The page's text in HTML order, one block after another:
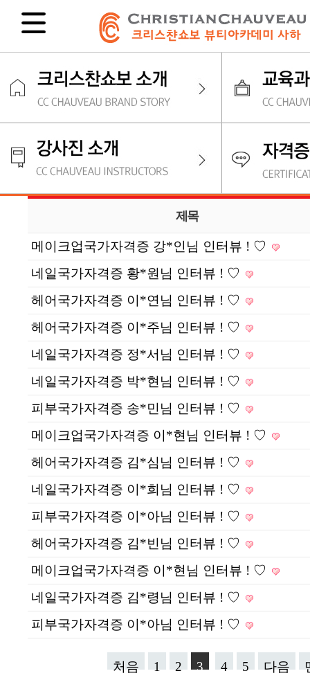
제목
메이크업국가자격증 강*인님 인터뷰 ! ♡
네일국가자격증 황*원님 인터뷰 ! ♡
헤어국가자격증 이*연님 인터뷰 ! ♡
헤어국가자격증 이*주님 인터뷰 ! ♡
네일국가자격증 정*서님 인터뷰 ! ♡
네일국가자격증 박*현님 인터뷰 ! ♡
피부국가자격증 송*민님 인터뷰 ! ♡
메이크업국가자격증 이*현님 인터뷰 ! ♡
헤어국가자격증 김*심님 인터뷰 ! ♡
네일국가자격증 이*희님 인터뷰 ! ♡
피부국가자격증 이*아님 인터뷰 ! ♡
헤어국가자격증 김*빈님 인터뷰 ! ♡
메이크업국가자격증 이*현님 인터뷰 ! ♡
네일국가자격증 김*령님 인터뷰 ! ♡
피부국가자격증 이*아님 인터뷰 ! ♡
처음 1 2 3 4 5 다음